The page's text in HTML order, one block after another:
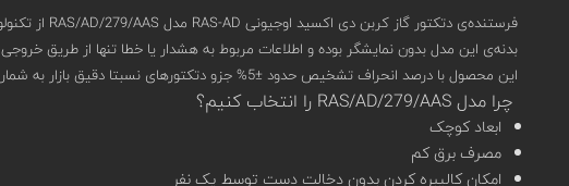
فرستنده‌ی دتکتور گاز کربن دی اکسید اوجیونی RAS-AD مدل RAS/AD/279/AAS از تکنولوژی enose بهره‌ می‌برد.این تکنولوژی به دلیل ساختار قابل اتصال (Modularity) و سازگاری مناسب، امکان استفاده از انواع سنسورها را فراهم می‌کند.
بدنه‌ی این مدل بدون نمایشگر بوده و اطلاعات مربوط به هشدار یا خطا تنها از طریق خروجی 4-20 میلی آمپر‌، به کنترل پنل ارسال خواهدشد.
این محصول با درصد انحراف تشخیص حدود ±5% جزو دتکتورهای نسبتا دقیق بازار به شمار می‌آید.واکنش کمتر از 20 ثانیه، برای دتکتورهای گاز، نسبتا سریع به حساب می‌آید که RAS/AD/279/AAS هم از آن برخوردار است.
چرا مدل RAS/AD/279/AAS را انتخاب کنیم؟
ابعاد کوچک
مصرف برق کم
امکان کالیبره کردن بدون دخالت دست توسط یک نفر